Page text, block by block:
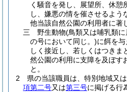
く騒音を発し、展望所、休憩
し、嫌悪の情を催させるよう
他当該自然公園の利用者に著
三
野生動物(鳥類又は哺乳類
の号において同じ。)に餌を
しく接近し、若しくはつきま
然公園の利用に支障を及ぼす
と。
2
県の当該職員は、特別地域又
項第二号又は第三号に掲げる行